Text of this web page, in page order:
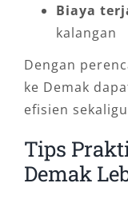
Biaya
kalangan
Dengan
ke Demak
efisien
Tips
Demak